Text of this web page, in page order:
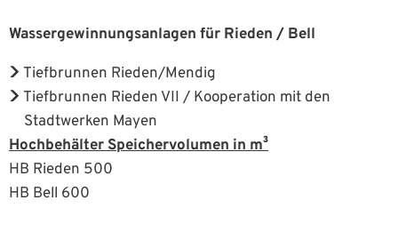
Wassergewinnungsanlagen für Rieden / Bell
Tiefbrunnen Rieden/Mendig
Tiefbrunnen Rieden VII / Kooperation mit den
Stadtwerken Mayen
Hochbehälter Speichervolumen in m³
HB Rieden 500
HB Bell 600